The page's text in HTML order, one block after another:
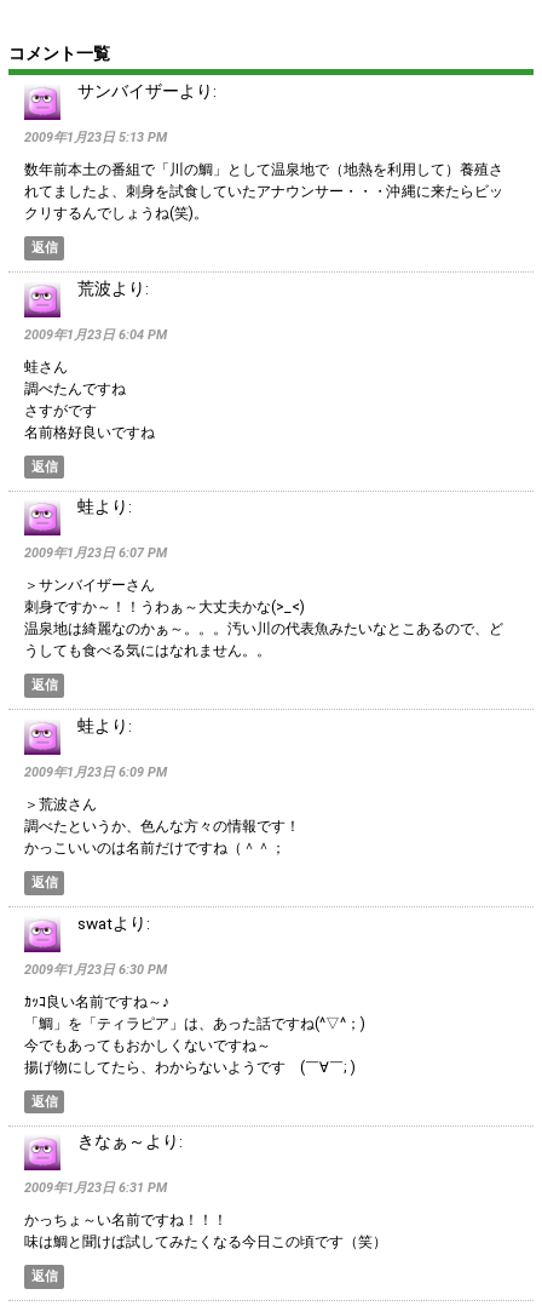
コメント一覧
サンバイザーより:
2009年1月23日 5:13 PM
数年前本土の番組で「川の鯛」として温泉地で（地熱を利用して）養殖さ
れてましたよ、刺身を試食していたアナウンサー・・・沖縄に来たらビッ
クリするんでしょうね(笑)。
返信
荒波より:
2009年1月23日 6:04 PM
蛙さん
調べたんですね
さすがです
名前格好良いですね
返信
蛙より:
2009年1月23日 6:07 PM
＞サンバイザーさん
刺身ですか～！！うわぁ～大丈夫かな(>_<)
温泉地は綺麗なのかぁ～。。。汚い川の代表魚みたいなとこあるので、ど
うしても食べる気にはなれません。。
返信
蛙より:
2009年1月23日 6:09 PM
＞荒波さん
調べたというか、色んな方々の情報です！
かっこいいのは名前だけですね（＾＾；
返信
swatより:
2009年1月23日 6:30 PM
ｶｯｺ良い名前ですね～♪
「鯛」を「ティラピア」は、あった話ですね(^▽^；)
今でもあってもおかしくないですね～
揚げ物にしてたら、わからないようです (￣∀￣; )
返信
きなぁ～ より:
2009年1月23日 6:31 PM
かっちょ～い名前ですね！！！
味は鯛と聞けば試してみたくなる今日この頃です（笑）
返信